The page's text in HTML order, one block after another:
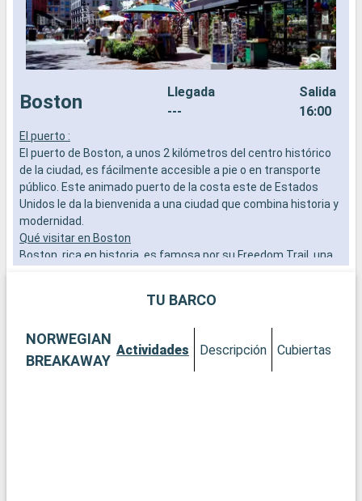
Boston
Llegada
---
Salida
16:00
El puerto :
El puerto de Boston, a unos 2 kilómetros del centro histórico
de la ciudad, es fácilmente accesible a pie o en transporte
público. Este animado puerto de la costa este de Estados
Unidos le da la bienvenida a una ciudad que combina historia y
modernidad.
Qué visitar en Boston
Boston, rica en historia, es famosa por su Freedom Trail, una
Beacon Hill, con sus calles adoquinadas y sus farolas de gas.
unas colecciones impresionantes.
Qué visitar en los alrededores
En las afueras de Boston, explore la ciudad universitaria de
TU BARCO
NORWEGIAN
BREAKAWAY
Actividades Descripción Cubiertas